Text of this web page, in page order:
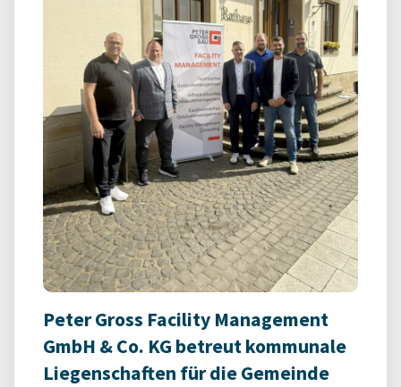
Peter Gross Facility Management
GmbH & Co. KG betreut kommunale
Liegenschaften für die Gemeinde